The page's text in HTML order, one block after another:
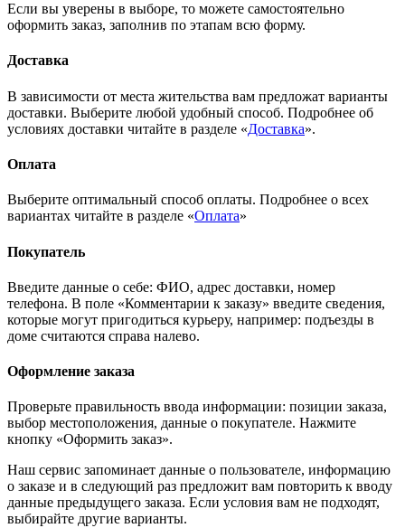
Если вы уверены в выборе, то можете самостоятельно
оформить заказ, заполнив по этапам всю форму.
Доставка
В зависимости от места жительства вам предложат варианты
доставки. Выберите любой удобный способ. Подробнее об
условиях доставки читайте в разделе «Доставка».
Оплата
Выберите оптимальный способ оплаты. Подробнее о всех
вариантах читайте в разделе «Оплата»
Покупатель
Введите данные о себе: ФИО, адрес доставки, номер
телефона. В поле «Комментарии к заказу» введите сведения,
которые могут пригодиться курьеру, например: подъезды в
доме считаются справа налево.
Оформление заказа
Проверьте правильность ввода информации: позиции заказа,
выбор местоположения, данные о покупателе. Нажмите
кнопку «Оформить заказ».
Наш сервис запоминает данные о пользователе, информацию
о заказе и в следующий раз предложит вам повторить к вводу
данные предыдущего заказа. Если условия вам не подходят,
выбирайте другие варианты.